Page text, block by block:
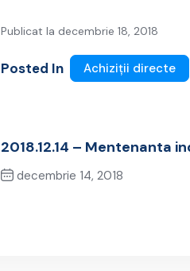
Publicat la decembrie 18, 2018
Posted In Achiziții directe
2018.12.14 – Mentenanta
decembrie 14, 2018